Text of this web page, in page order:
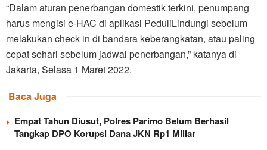
“Dalam aturan penerbangan domestik terkini, penumpang
harus mengisi e-HAC di aplikasi PeduliLindungi sebelum
melakukan check in di bandara keberangkatan, atau paling
cepat sehari sebelum jadwal penerbangan,” katanya di
Jakarta, Selasa 1 Maret 2022.
Baca Juga
Empat Tahun Diusut, Polres Parimo Belum Berhasil
Tangkap DPO Korupsi Dana JKN Rp1 Miliar